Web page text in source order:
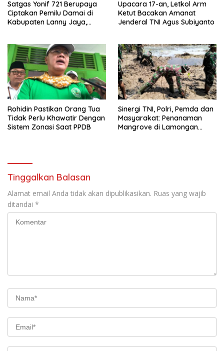
Satgas Yonif 721 Berupaya
Ciptakan Pemilu Damai di
Kabupaten Lanny Jaya,
Upacara 17-an, Letkol Arm
Ketut Bacakan Amanat
Jenderal TNI Agus Subiyanto
Rohidin Pastikan Orang Tua
Tidak Perlu Khawatir Dengan
Sistem Zonasi Saat PPDB
Sinergi TNI, Polri, Pemda dan
Masyarakat: Penanaman
Mangrove di Lamongan
Tinggalkan Balasan
Alamat email Anda tidak akan dipublikasikan. Ruas yang wajib
ditandai *